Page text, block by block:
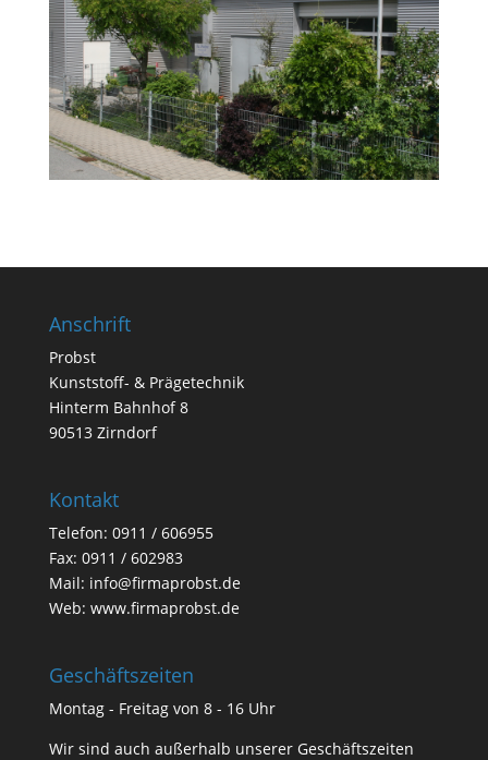
Anschrift
Probst
Kunststoff- & Prägetechnik
Hinterm Bahnhof 8
90513 Zirndorf
Kontakt
Telefon: 0911 / 606955
Fax: 0911 / 602983
Mail: info@firmaprobst.de
Web: www.firmaprobst.de
Geschäftszeiten
Montag - Freitag von 8 - 16 Uhr
Wir sind auch außerhalb unserer Geschäftszeiten